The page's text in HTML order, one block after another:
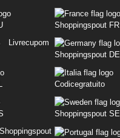
Shoppingspout FR
Livrecupom
Shoppingspout DE
Codicegratuito
Shoppingspout SE
Shoppingspout